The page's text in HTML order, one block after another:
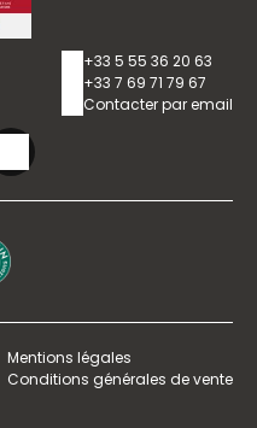
+33 5 55 36 20 63
+33 7 69 71 79 67
Contacter par email
Mentions légales
Conditions générales de vente